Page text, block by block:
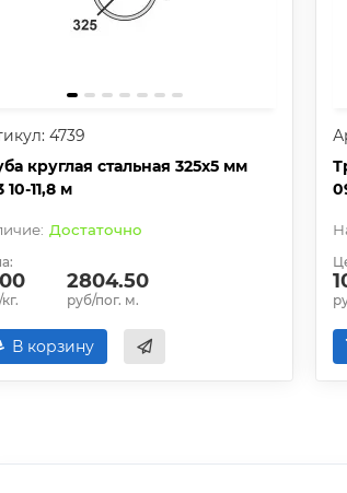
4739
круглая стальная 325х5 мм
10-11,8 м
Достаточно
2804.50
руб/пог. м.
В корзину